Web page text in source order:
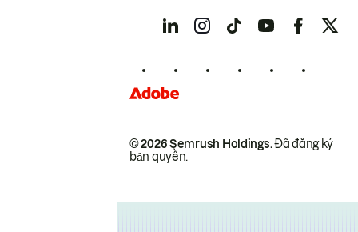
© 2026 Semrush Holdings.Đã đăng ký
bản quyền.